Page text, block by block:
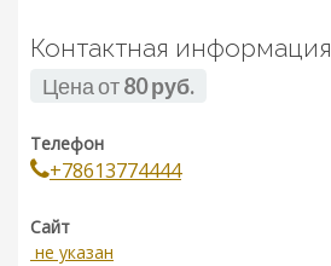
Контактная информация
Цена от80 руб.
Телефон
+78613774444
Сайт
не указан